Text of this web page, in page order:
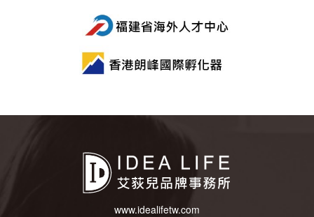
www.idealifetw.com